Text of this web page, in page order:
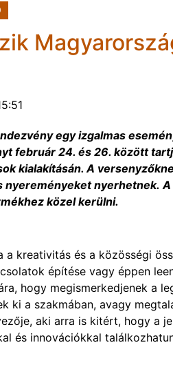
egy izgalmas
február 24. és 26. között
kialakításán. A
nyereményeket nyerhetnek.
közel kerülni.
a kreativitás és a közösségi
építése vagy éppen
hogy megismerkedjenek a
ki a szakmában, avagy
aki arra is kitért, hogy a
és innovációkkal